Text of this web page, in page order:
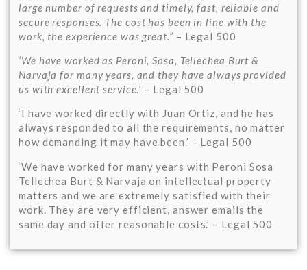
large number of requests and timely, fast, reliable and
secure responses. The cost has been in line with the
work, the experience was great.” – Legal 500
‘We have worked as Peroni, Sosa, Tellechea Burt &
Narvaja for many years, and they have always provided
us with excellent service.’ – Legal 500
‘I have worked directly with Juan Ortiz, and he has
always responded to all the requirements, no matter
how demanding it may have been.’ – Legal 500
‘We have worked for many years with Peroni Sosa
Tellechea Burt & Narvaja on intellectual property
matters and we are extremely satisfied with their
work. They are very efficient, answer emails the
same day and offer reasonable costs.’ – Legal 500